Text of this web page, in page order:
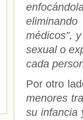
médicos”,
sexual o
cada
Por otro
menores
su infancia